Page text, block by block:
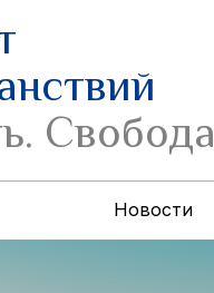
Свобода
Новости